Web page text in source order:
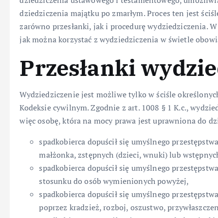
dziedziczenia majątku po zmarłym. Proces ten jest
zarówno przesłanki, jak i procedurę wydziedziczenia.
jak można korzystać z wydziedziczenia w świetle
Przesłanki
Wydziedziczenie jest możliwe tylko w ściśle
Kodeksie cywilnym. Zgodnie z art. 1008 § 1 K.c.,
więc osobę, która na mocy prawa jest uprawniona do
spadkobierca dopuścił się umyślnego
małżonka, zstępnych (dzieci, wnuki) lub
spadkobierca dopuścił się umyślnego
stosunku do osób wymienionych powyżej,
spadkobierca dopuścił się umyślnego
poprzez kradzież, rozboj, oszustwo,